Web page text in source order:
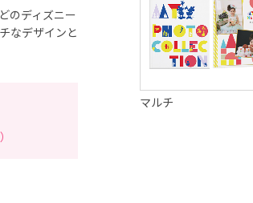
のディズニー
なデザインと
マルチ